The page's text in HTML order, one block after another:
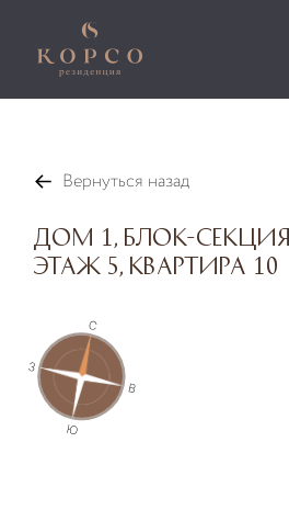
Вернуться назад
Дом 1, Блок-секция
Этаж 5, Квартира 10